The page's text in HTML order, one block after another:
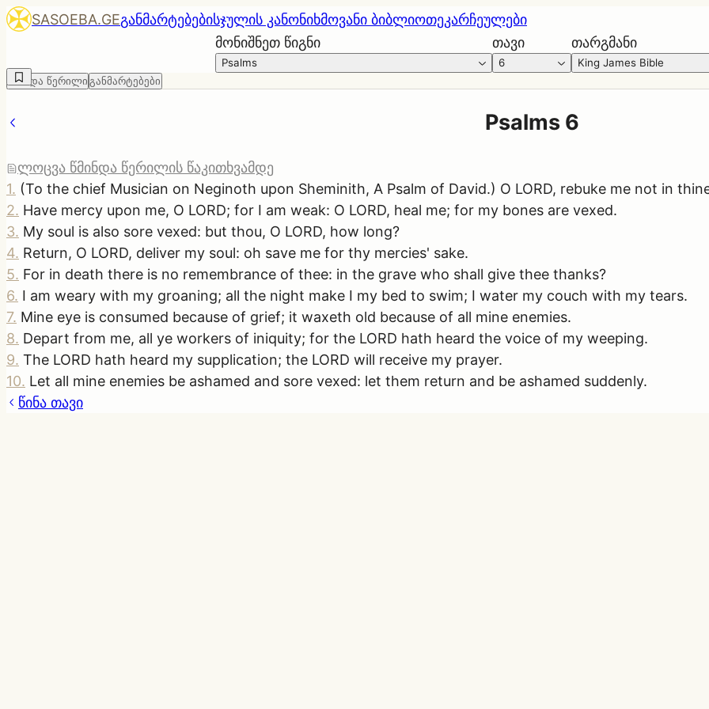
SASOEBA.GEგანმარტებებისჯულის კანონიხმოვანი ბიბლიოთეკარჩეულები
მონიშნეთ წიგნი
Psalms
თავი
6
თარგმანი
King James Bible
წმინდა წერილი განმარტებები
Psalms 6
ლოცვა წმინდა წერილის წაკითხვამდე
1. (To the chief Musician on Neginoth upon Sheminith, A Psalm of David.) O LORD, rebuke me not in
2. Have mercy upon me, O LORD; for I am weak: O LORD, heal me; for my bones are vexed.
3. My soul is also sore vexed: but thou, O LORD, how long?
4. Return, O LORD, deliver my soul: oh save me for thy mercies' sake.
5. For in death there is no remembrance of thee: in the grave who shall give thee thanks?
6. I am weary with my groaning; all the night make I my bed to swim; I water my couch with my tears.
7. Mine eye is consumed because of grief; it waxeth old because of all mine enemies.
8. Depart from me, all ye workers of iniquity; for the LORD hath heard the voice of my weeping.
9. The LORD hath heard my supplication; the LORD will receive my prayer.
10. Let all mine enemies be ashamed and sore vexed: let them return and be ashamed suddenly.
წინა თავი